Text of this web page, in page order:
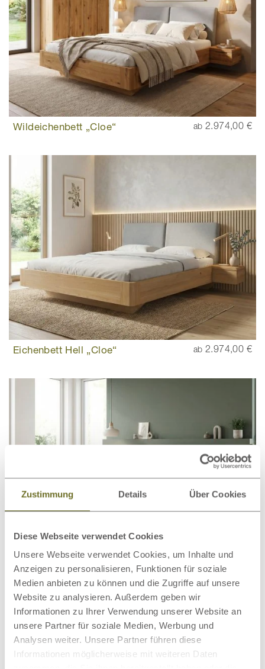
Zustimmung Details Über Cookies
Diese Webseite verwendet Cookies
Unsere Webseite verwendet Cookies, um Inhalte und
Anzeigen zu personalisieren, Funktionen für soziale
Medien anbieten zu können und die Zugriffe auf unsere
Website zu analysieren. Außerdem geben wir
Informationen zu Ihrer Verwendung unserer Website an
unsere Partner für soziale Medien, Werbung und
Analysen weiter. Unsere Partner führen diese
Informationen möglicherweise mit weiteren Daten
Wildeichenbett „Cloe“ ab 2.974,00 €
Eichenbett Hell „Cloe“ ab 2.974,00 €
Wildeichenbett Hell „Cloe“ ab2.974,00 €